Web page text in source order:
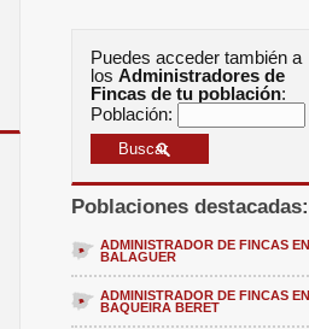
Puedes acceder también a
los Administradores de
Fincas de tu población:
Población:
Poblaciones destacadas:
ADMINISTRADOR DE FINCAS EN
BALAGUER
ADMINISTRADOR DE FINCAS EN
BAQUEIRA BERET